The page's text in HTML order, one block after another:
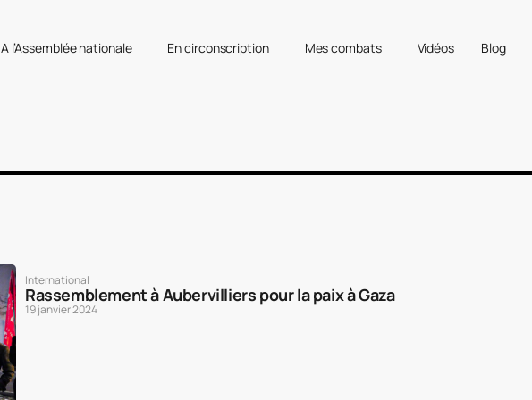
A l’Assemblée nationale En circonscription Mes combats Vidéos Blog
International
Rassemblement à Aubervilliers pour la paix à Gaza
19 janvier 2024